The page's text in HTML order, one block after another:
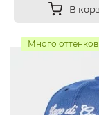
В
Много оттенков